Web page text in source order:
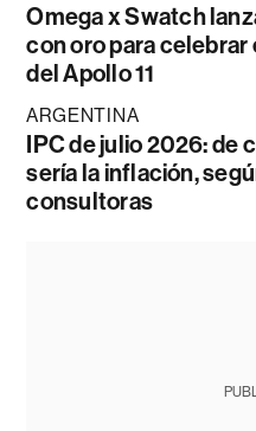
Omega x Swatch
con oro para celebrar
del Apollo 11
ARGENTINA
IPC de julio 2026: de
sería la inflación,
consultoras